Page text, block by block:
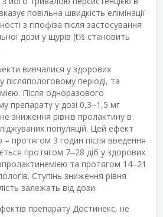
повільна швидкість елімінації
з гіпофіза після застосування
дози у щурів (t½ становить
вивчалися у здорових
післяпологовому періоді, та
Після одноразового
препарату у дозі 0,3‒1,5 мг
зниження рівнів пролактину в
популяцій. Цей ефект
протягом 3 годин після введення
протягом 7‒28 діб у здорових
та протягом 14‒21
Ступінь зниження рівня
залежать від дози.
препарату Достинекс, не